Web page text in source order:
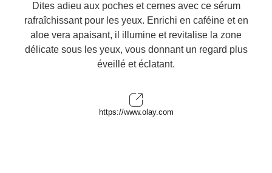
Dites adieu aux poches et cernes avec ce sérum
rafraîchissant pour les yeux. Enrichi en caféine et en
aloe vera apaisant, il illumine et revitalise la zone
délicate sous les yeux, vous donnant un regard plus
éveillé et éclatant.
https://www.olay.com